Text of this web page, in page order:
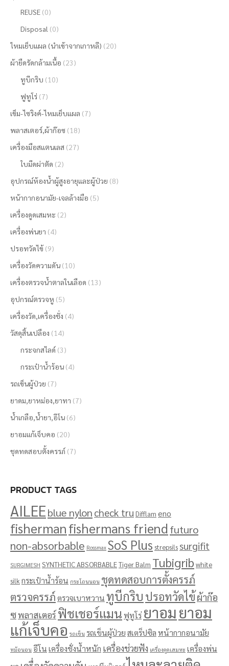
REUSE (0)
Disposal (0)
ไหมเย็บแผล (นำเข้าจากเกาหลี) (20)
ผ้ายืดรัดกล้ามเนื้อ (23)
ทูบีกริบ (10)
ฟูทูโร่ (7)
เข็ม-ไซริงค์-ไหมเย็บแผล (7)
พลาสเตอร์,ผ้าก๊อซ (18)
เครื่องมือสแตนเลส (27)
ใบมีดผ่าตัด (2)
อุปกรณ์ห้องน้ำผู้สูงอายุและผู้ป่วย (8)
หน้ากากอนามัย-เจลล้างมือ (5)
เครื่องดูดเสมหะ (2)
เครื่องพ่นยา (4)
ปรอทวัดไข้ (9)
เครื่องวัดความดัน (10)
เครื่องตรวจน้ำตาลในเลือด (13)
อุปกรณ์ตรวจหู (5)
เครื่องวัด,เครื่องชั่ง (4)
วัสดุสิ้นเปลือง (14)
กระจกสไลด์ (3)
กระเป๋าน้ำร้อน (4)
รถเข็นผู้ป่วย (7)
ยาดม,ยาหม่อง,ยาทา (7)
น้ำเกลือ,น้ำยา,อีโน (6)
ยาอมแก้เจ็บคอ (20)
ชุดทดสอบตั้งครรภ์ (7)
PRODUCT TAGS
AILEEblue nylon check tru Difflam eno
fishermanfishermans friend futuro
non-absorbable Rossmax SoS Plus strepsils surgifit
SURGIMESH SYNTHETIC ABSORBABLETiger Balm Tubigrib white
silk กระเป๋าน้ำร้อน กระโถนนอน ชุดทดสอบการตั้งครรภ์
ตรวจครรภ์ตรวจเบาหวาน ทูบีกริบ ปรอทวัดไข้ผ้าก๊อ
ซพลาสเตอร์ฟิชเชอร์แมนฟูทูโร่ ยาอมยาอม
แก้เจ็บคอ รถเข็น รถเข็นผู้ป่วยสเตร็ปซิลหน้ากากอนามัย
หม้อนอน อีโนเครื่องชั่งน้ำหนัก เครื่องช่วยฟัง เครื่องดูดเสมหะ เครื่องพ่น